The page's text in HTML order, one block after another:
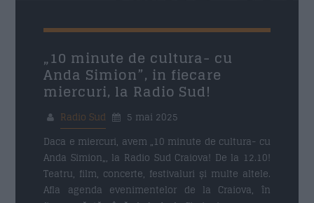
„10 minute de cultura- cu
Anda Simion”, in fiecare
miercuri, la Radio Sud!
Radio Sud
5 mai 2025
Daca e miercuri, avem „10 minute de cultura- cu
Anda Simion„, la Radio Sud Craiova! De la 12.10!
Teatru, film, concerte, festivaluri și multe altele.
Afla agenda evenimentelor de la Craiova, în